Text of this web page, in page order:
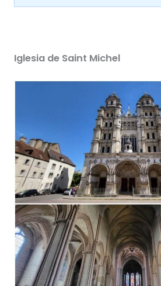
Iglesia de Saint Michel